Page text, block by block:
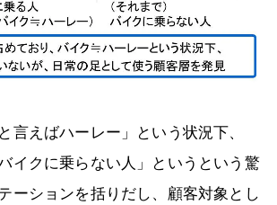
言えばハーレー」という状況下、
イクに乗らない人」というという驚
ーションを括りだし、顧客対象とし